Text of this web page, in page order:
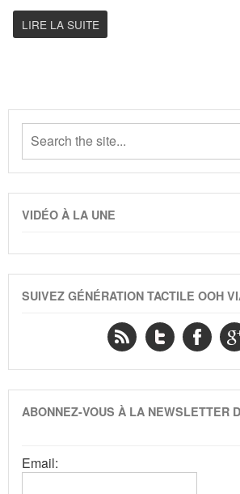
LIRE LA SUITE
VIDÉO À LA UNE
SUIVEZ GÉNÉRATION TACTILE OOH
ABONNEZ-VOUS À LA NEWSLETTER
Email: